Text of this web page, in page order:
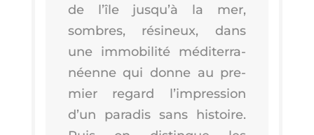
de l’île jus­qu’à la mer,
sombres, rési­neux, dans
une immo­bi­li­té médi­ter­ra­
néenne qui donne au pre­
mier regard l’im­pres­sion
d’un para­dis sans his­toire.